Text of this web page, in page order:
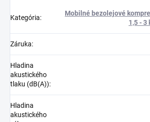
Kategória:
Mobilné bezolejové
1,5 - 3
Záruka:
Hladina
akustického
tlaku (dB(A)):
Hladina
akustického